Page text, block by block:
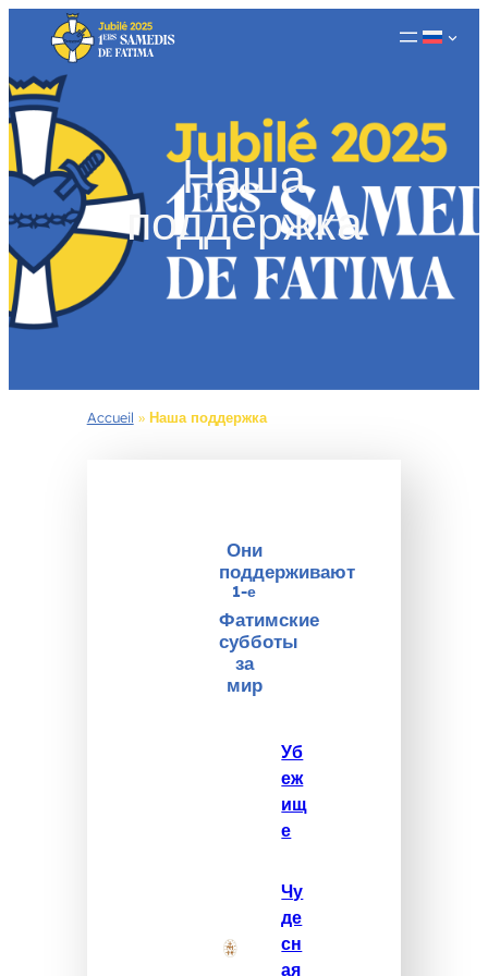
Перейти
содержимому
Наша
поддержка
Accueil » Наша поддержка
Они
поддерживают
1-е
Фатимские
субботы
за
мир
Уб
еж
ищ
е
Чу
де
сн
ая